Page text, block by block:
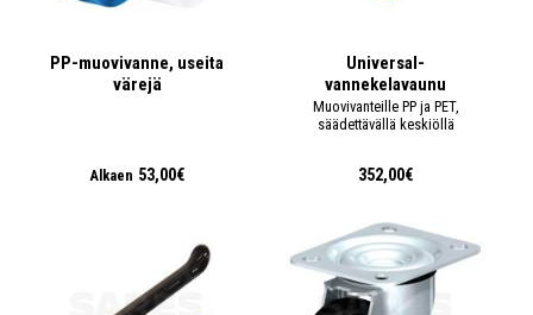
PP-muovivanne, useita
värejä
Alkaen 53,00€
Universal-
vannekelavaunu
Muovivanteille PP ja PET,
säädettävällä keskiöllä
352,00€